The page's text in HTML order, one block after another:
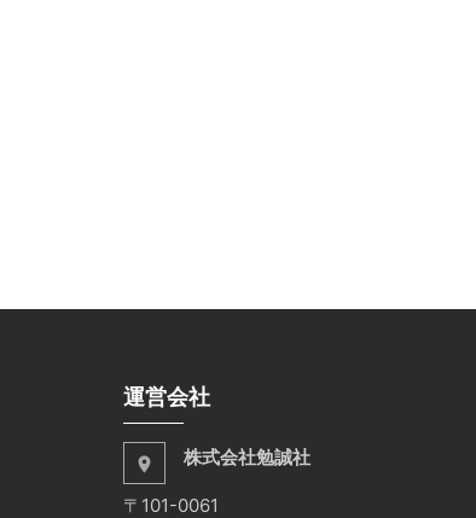
運営会社
place 株式会社勉誠社
〒101-0061